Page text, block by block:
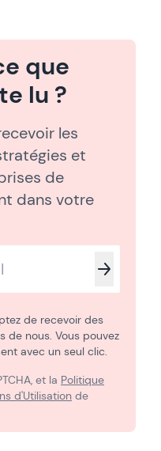
que
lu ?
les
et
de
dans votre
de recevoir des
de nous. Vous pouvez
avec un seul clic.
et la Politique
d'Utilisation de